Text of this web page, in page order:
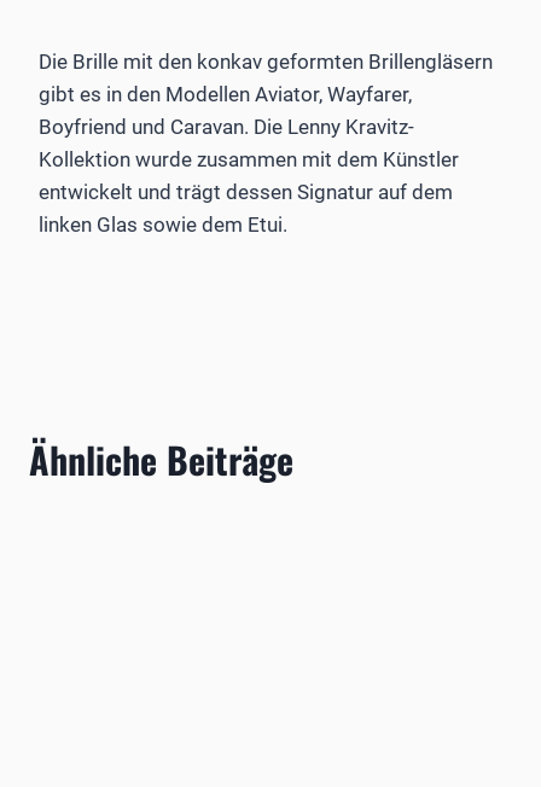
Die Brille mit den konkav geformten Brillengläsern
gibt es in den Modellen Aviator, Wayfarer,
Boyfriend und Caravan. Die Lenny Kravitz-
Kollektion wurde zusammen mit dem Künstler
entwickelt und trägt dessen Signatur auf dem
linken Glas sowie dem Etui.
Ähnliche Beiträge